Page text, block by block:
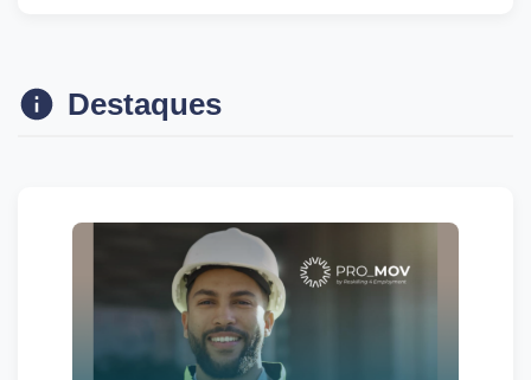
Destaques